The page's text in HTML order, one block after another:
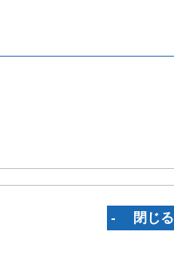
‐ 閉じる